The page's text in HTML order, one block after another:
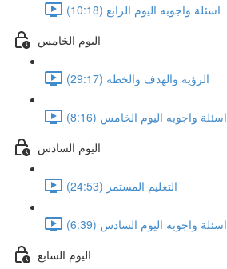
اسئلة واجوبه اليوم الرابع (10:18)
اليوم الخامس
الرؤية والهدف والخطة (29:17)
اسئلة واجوبه اليوم الخامس (8:16)
اليوم السادس
التعليم المستمر (24:53)
اسئلة واجوبه اليوم السادس (6:39)
اليوم السابع